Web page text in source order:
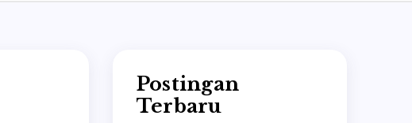
Postingan
Terbaru